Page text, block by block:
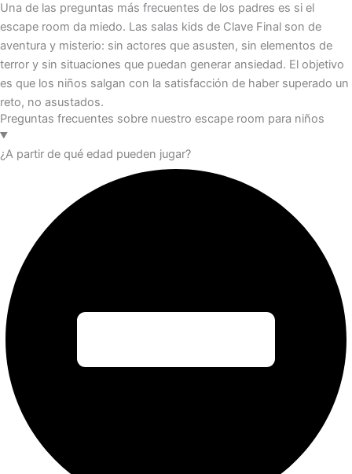
Una de las preguntas más frecuentes de los padres es si el
escape room da miedo. Las salas kids de Clave Final son de
aventura y misterio: sin actores que asusten, sin elementos de
terror y sin situaciones que puedan generar ansiedad. El objetivo
es que los niños salgan con la satisfacción de haber superado un
reto, no asustados.
Preguntas frecuentes sobre nuestro escape room para niños
¿A partir de qué edad pueden jugar?